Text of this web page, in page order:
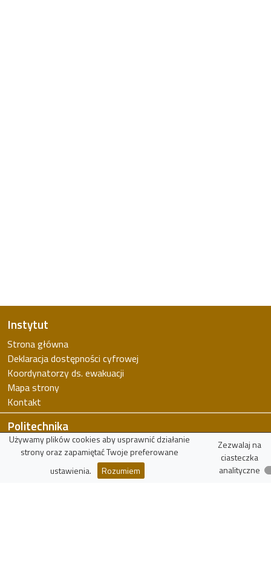
Instytut
Strona główna
Deklaracja dostępności cyfrowej
Koordynatorzy ds. ewakuacji
Mapa strony
Kontakt
Politechnika
Politechnika Łódzka
Wydział FTiMS
Używamy plików cookies aby usprawnić działanie
strony oraz zapamiętać Twoje preferowane
ustawienia.
Rozumiem
Zezwalaj na
ciasteczka
analityczne